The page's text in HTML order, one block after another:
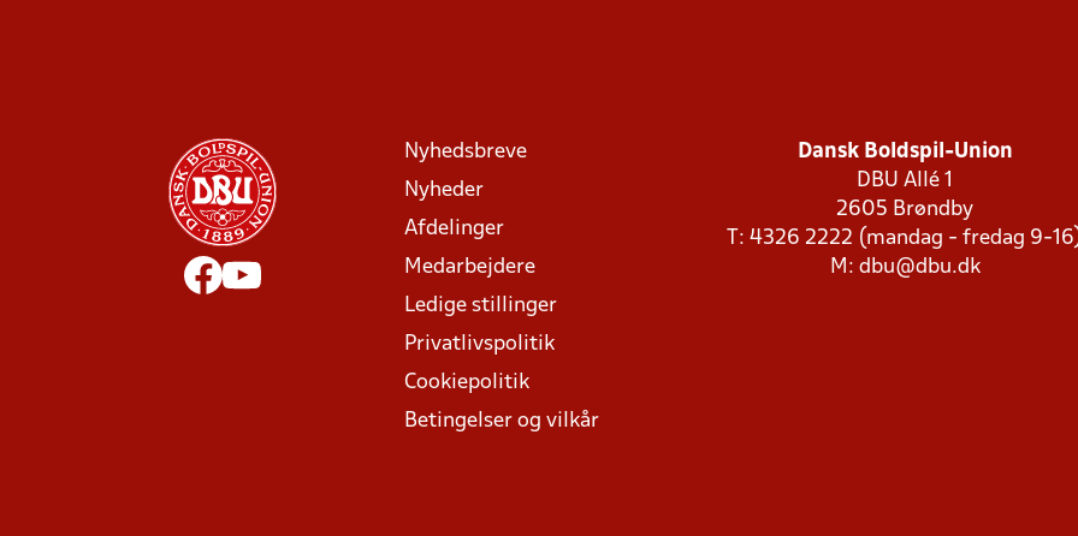
Nyhedsbreve
Nyheder
Afdelinger
Medarbejdere
Ledige stillinger
Privatlivspolitik
Cookiepolitik
Betingelser og vilkår
Dansk Boldspil-Union
DBU Allé 1
2605 Brøndby
T: 4326 2222 (mandag - fredag 9-
M: dbu@dbu.dk